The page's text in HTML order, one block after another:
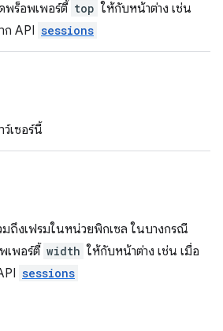
พร็อพเพอร์ตี้ top ให้กับหน้าต่าง เช่น
ก API sessions
ว์เซอร์นี้
มถึงเฟรมในหน่วยพิกเซล ในบางกรณี
เพอร์ตี้ width ให้กับหน้าต่าง เช่น เมื่อ
sessions